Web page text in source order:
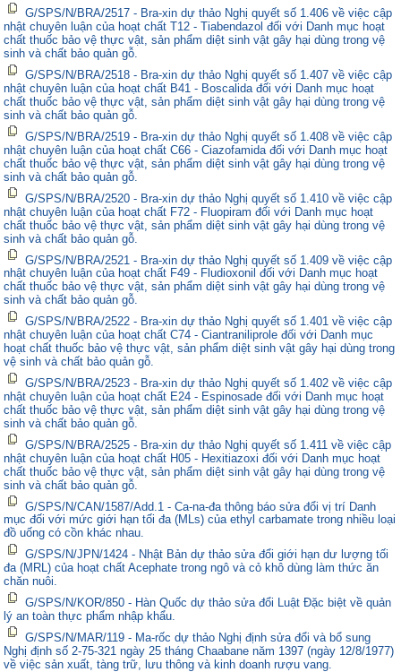
G/SPS/N/BRA/2517 - Bra-xin dự thảo Nghị quyết số 1.406 về việc cập
nhật chuyên luận của hoạt chất T12 - Tiabendazol đối với Danh mục hoạt
chất thuốc bảo vệ thực vật, sản phẩm diệt sinh vật gây hại dùng trong vệ
sinh và chất bảo quản gỗ.
G/SPS/N/BRA/2518 - Bra-xin dự thảo Nghị quyết số 1.407 về việc cập
nhật chuyên luận của hoạt chất B41 - Boscalida đối với Danh mục hoạt
chất thuốc bảo vệ thực vật, sản phẩm diệt sinh vật gây hại dùng trong vệ
sinh và chất bảo quản gỗ.
G/SPS/N/BRA/2519 - Bra-xin dự thảo Nghị quyết số 1.408 về việc cập
nhật chuyên luận của hoạt chất C66 - Ciazofamida đối với Danh mục hoạt
chất thuốc bảo vệ thực vật, sản phẩm diệt sinh vật gây hại dùng trong vệ
sinh và chất bảo quản gỗ.
G/SPS/N/BRA/2520 - Bra-xin dự thảo Nghị quyết số 1.410 về việc cập
nhật chuyên luận của hoạt chất F72 - Fluopiram đối với Danh mục hoạt
chất thuốc bảo vệ thực vật, sản phẩm diệt sinh vật gây hại dùng trong vệ
sinh và chất bảo quản gỗ.
G/SPS/N/BRA/2521 - Bra-xin dự thảo Nghị quyết số 1.409 về việc cập
nhật chuyên luận của hoạt chất F49 - Fludioxonil đối với Danh mục hoạt
chất thuốc bảo vệ thực vật, sản phẩm diệt sinh vật gây hại dùng trong vệ
sinh và chất bảo quản gỗ.
G/SPS/N/BRA/2522 - Bra-xin dự thảo Nghị quyết số 1.401 về việc cập
nhật chuyên luận của hoạt chất C74 - Ciantraniliprole đối với Danh mục
hoạt chất thuốc bảo vệ thực vật, sản phẩm diệt sinh vật gây hại dùng trong
vệ sinh và chất bảo quản gỗ.
G/SPS/N/BRA/2523 - Bra-xin dự thảo Nghị quyết số 1.402 về việc cập
nhật chuyên luận của hoạt chất E24 - Espinosade đối với Danh mục hoạt
chất thuốc bảo vệ thực vật, sản phẩm diệt sinh vật gây hại dùng trong vệ
sinh và chất bảo quản gỗ.
G/SPS/N/BRA/2525 - Bra-xin dự thảo Nghị quyết số 1.411 về việc cập
nhật chuyên luận của hoạt chất H05 - Hexitiazoxi đối với Danh mục hoạt
chất thuốc bảo vệ thực vật, sản phẩm diệt sinh vật gây hại dùng trong vệ
sinh và chất bảo quản gỗ.
G/SPS/N/CAN/1587/Add.1 - Ca-na-đa thông báo sửa đổi vị trí Danh
mục đối với mức giới hạn tối đa (MLs) của ethyl carbamate trong nhiều loại
đồ uống có cồn khác nhau.
G/SPS/N/JPN/1424 - Nhật Bản dự thảo sửa đổi giới hạn dư lượng tối
đa (MRL) của hoạt chất Acephate trong ngô và cỏ khô dùng làm thức ăn
chăn nuôi.
G/SPS/N/KOR/850 - Hàn Quốc dự thảo sửa đổi Luật Đặc biệt về quản
lý an toàn thực phẩm nhập khẩu.
G/SPS/N/MAR/119 - Ma-rốc dự thảo Nghị định sửa đổi và bổ sung
Nghị định số 2-75-321 ngày 25 tháng Chaabane năm 1397 (ngày 12/8/1977)
về việc sản xuất, tàng trữ, lưu thông và kinh doanh rượu vang.